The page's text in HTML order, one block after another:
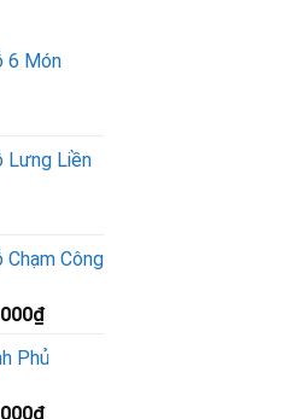
6 Món
Lưng Liền
Chạm Công
₫Giá
tại
Phủ
₫Giá